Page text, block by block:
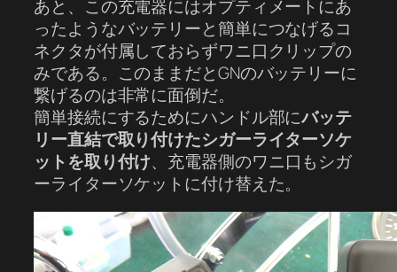
あと、この充電器にはオプティメートにあ
ったようなバッテリーと簡単につなげるコ
ネクタが付属しておらずワニ口クリップの
みである。このままだとGNのバッテリーに
繋げるのは非常に面倒だ。
簡単接続にするためにハンドル部にバッテ
リー直結で取り付けたシガーライターソケ
ットを取り付け、充電器側のワニ口もシガ
ーライターソケットに付け替えた。